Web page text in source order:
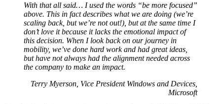
With that all said… I used the words “be more focused”
above. This in fact describes what we are doing (we’re
scaling back, but we’re not out!), but at the same time I
don’t love it because it lacks the emotional impact of
this decision. When I look back on our journey in
mobility, we’ve done hard work and had great ideas,
but have not always had the alignment needed across
the company to make an impact.
Terry Myerson, Vice President Windows and Devices,
Microsoft